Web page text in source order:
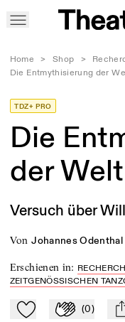
Home > Shop >
Die Entmythisierung der
TDZ+ PRO
Die
der Welt
Versuch über
von Johannes Odenthal
Erschienen in:
ZEITGENÖSSISCHEN
Zu Mein-TdZ hinzufügen
Applaudieren
(0)